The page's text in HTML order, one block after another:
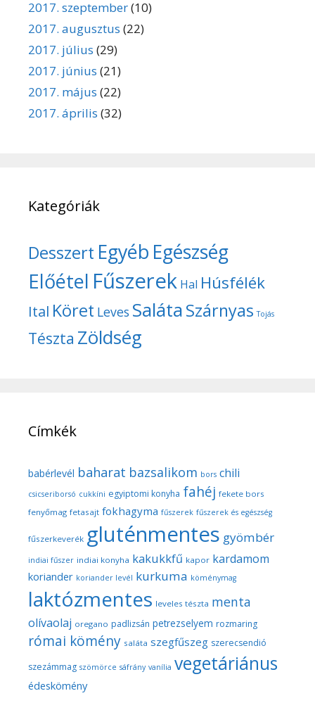
2017. szeptember(10)
2017. augusztus (22)
2017. július (29)
2017. június (21)
2017. május (22)
2017. április (32)
Kategóriák
Desszert Egyéb Egészség
Előétel Fűszerek Hal Húsfélék
Ital Köret Leves SalátaSzárnyas Tojás
Tészta Zöldség
Címkék
babérlevél baharat bazsalikom bors chili
csicseriborsó cukkíni egyiptomi konyha fahéj fekete bors
fenyőmag fetasajt fokhagyma fűszerek fűszerek és egészség
fűszerkeverék gluténmentes gyömbér
indiai fűszer indiai konyha kakukkfű kapor kardamom
koriander koriander levél kurkuma köménymag
laktózmentes leveles tészta menta
olívaolaj oregano padlizsán petrezselyem rozmaring
római kömény saláta szegfűszeg szerecsendió
szezámmag szömörce sáfrány vanília vegetáriánus
édeskömény